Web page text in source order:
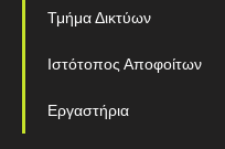
Τμήμα Δικτύων
Ιστότοπος Αποφοίτων
Εργαστήρια